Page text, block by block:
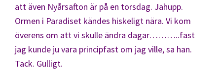
att även Nyårsafton är på en torsdag. Jahupp.
Ormen i Paradiset kändes hiskeligt nära. Vi kom
överens om att vi skulle ändra dagar………..fast
jag kunde ju vara principfast om jag ville, sa han.
Tack. Gulligt.